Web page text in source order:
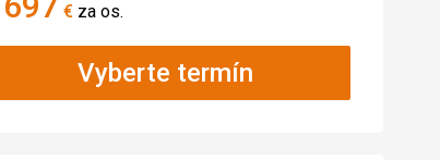
€ za os.
Vyberte termín